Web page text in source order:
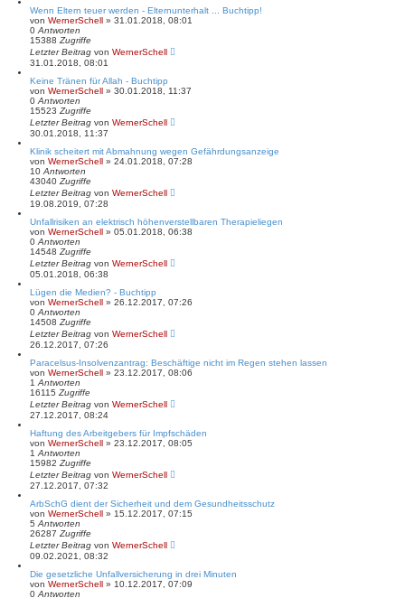
Wenn Eltern teuer werden - Elternunterhalt ... Buchtipp!
von WernerSchell » 31.01.2018, 08:01
0 Antworten
15388 Zugriffe
Letzter Beitrag von WernerSchell
31.01.2018, 08:01
Keine Tränen für Allah - Buchtipp
von WernerSchell » 30.01.2018, 11:37
0 Antworten
15523 Zugriffe
Letzter Beitrag von WernerSchell
30.01.2018, 11:37
Klinik scheitert mit Abmahnung wegen Gefährdungsanzeige
von WernerSchell » 24.01.2018, 07:28
10 Antworten
43040 Zugriffe
Letzter Beitrag von WernerSchell
19.08.2019, 07:28
Unfallrisiken an elektrisch höhenverstellbaren Therapieliegen
von WernerSchell » 05.01.2018, 06:38
0 Antworten
14548 Zugriffe
Letzter Beitrag von WernerSchell
05.01.2018, 06:38
Lügen die Medien? - Buchtipp
von WernerSchell » 26.12.2017, 07:26
0 Antworten
14508 Zugriffe
Letzter Beitrag von WernerSchell
26.12.2017, 07:26
Paracelsus-Insolvenzantrag: Beschäftige nicht im Regen stehen lassen
von WernerSchell » 23.12.2017, 08:06
1 Antworten
16115 Zugriffe
Letzter Beitrag von WernerSchell
27.12.2017, 08:24
Haftung des Arbeitgebers für Impfschäden
von WernerSchell » 23.12.2017, 08:05
1 Antworten
15982 Zugriffe
Letzter Beitrag von WernerSchell
27.12.2017, 07:32
ArbSchG dient der Sicherheit und dem Gesundheitsschutz
von WernerSchell » 15.12.2017, 07:15
5 Antworten
26287 Zugriffe
Letzter Beitrag von WernerSchell
09.02.2021, 08:32
Die gesetzliche Unfallversicherung in drei Minuten
von WernerSchell » 10.12.2017, 07:09
0 Antworten